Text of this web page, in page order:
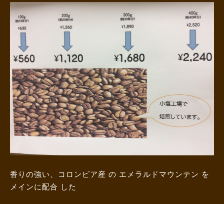
香りの強い、コロンビア産 の エメラルドマウンテン を
メインに配合 した